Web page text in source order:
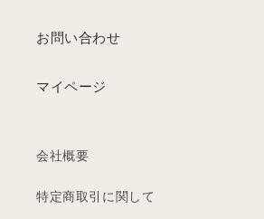
お問い合わせ
マイページ
会社概要
特定商取引に関して